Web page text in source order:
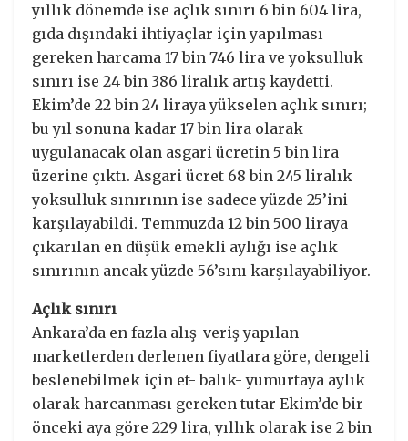
yıllık dönemde ise açlık sınırı 6 bin 604 lira,
gıda dışındaki ihtiyaçlar için yapılması
gereken harcama 17 bin 746 lira ve yoksulluk
sınırı ise 24 bin 386 liralık artış kaydetti.
Ekim’de 22 bin 24 liraya yükselen açlık sınırı;
bu yıl sonuna kadar 17 bin lira olarak
uygulanacak olan asgari ücretin 5 bin lira
üzerine çıktı. Asgari ücret 68 bin 245 liralık
yoksulluk sınırının ise sadece yüzde 25’ini
karşılayabildi. Temmuzda 12 bin 500 liraya
çıkarılan en düşük emekli aylığı ise açlık
sınırının ancak yüzde 56’sını karşılayabiliyor.
Açlık sınırı
Ankara’da en fazla alış-veriş yapılan
marketlerden derlenen fiyatlara göre, dengeli
beslenebilmek için et- balık- yumurtaya aylık
olarak harcanması gereken tutar Ekim’de bir
önceki aya göre 229 lira, yıllık olarak ise 2 bin